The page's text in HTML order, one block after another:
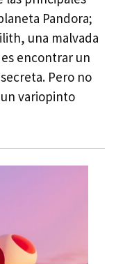
Pandora;
una malvada
encontrar un
Pero no
variopinto